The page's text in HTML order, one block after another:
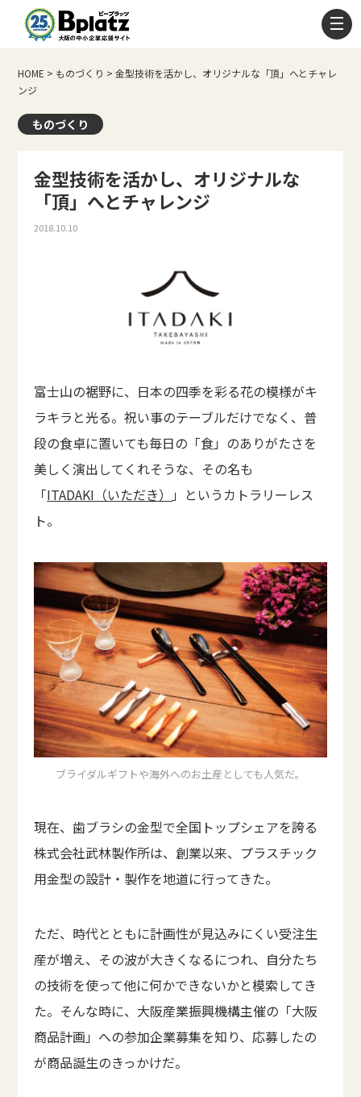
HOME > ものづくり >金型技術を活かし、オリジナルな「頂」へとチャレ
ンジ
ものづくり
金型技術を活かし、オリジナルな
「頂」へとチャレンジ
2018.10.10
富士山の裾野に、日本の四季を彩る花の模様がキ
ラキラと光る。祝い事のテーブルだけでなく、普
段の食卓に置いても毎日の「食」のありがたさを
美しく演出してくれそうな、その名も
「ITADAKI（いただき）
」というカトラリーレス
ト。
ブライダルギフトや海外へのお土産としても人気だ。
現在、歯ブラシの金型で全国トップシェアを誇る
株式会社武林製作所は、創業以来、プラスチック
用金型の設計・製作を地道に行ってきた。
ただ、時代とともに計画性が見込みにくい受注生
産が増え、その波が大きくなるにつれ、自分たち
の技術を使って他に何かできないかと模索してき
た。そんな時に、大阪産業振興機構主催の「大阪
商品計画」への参加企業募集を知り、応募したの
が商品誕生のきっかけだ。